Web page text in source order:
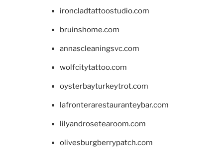
ironcladtattoostudio.com
bruinshome.com
annascleaningsvc.com
wolfcitytattoo.com
oysterbayturkeytrot.com
lafronterarestauranteybar.com
lilyandrosetearoom.com
olivesburgberrypatch.com